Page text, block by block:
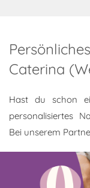
Caterina
Hast du schon
personalisiertes
Bei unserem